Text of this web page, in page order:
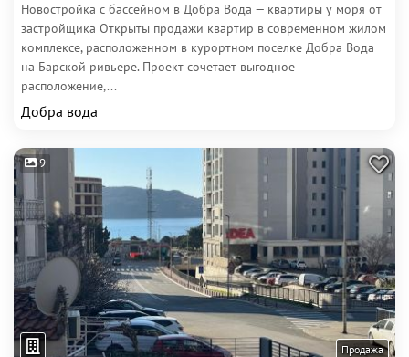
Новостройка с бассейном в Добра Вода — квартиры у моря от
застройщика Открыты продажи квартир в современном жилом
комплексе, расположенном в курортном поселке Добра Вода
на Барской ривьере. Проект сочетает выгодное
расположение,...
Добра вода
9
Продажа